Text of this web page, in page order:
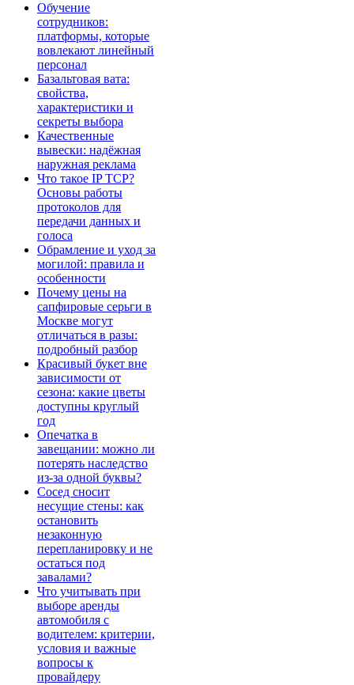
Обучение
сотрудников:
платформы, которые
вовлекают линейный
персонал
Базальтовая вата:
свойства,
характеристики и
секреты выбора
Качественные
вывески: надёжная
наружная реклама
Что такое IP TCP?
Основы работы
протоколов для
передачи данных и
голоса
Обрамление и уход за
могилой: правила и
особенности
Почему цены на
сапфировые серьги в
Москве могут
отличаться в разы:
подробный разбор
Красивый букет вне
зависимости от
сезона: какие цветы
доступны круглый
год
Опечатка в
завещании: можно ли
потерять наследство
из-за одной буквы?
Сосед сносит
несущие стены: как
остановить
незаконную
перепланировку и не
остаться под
завалами?
Что учитывать при
выборе аренды
автомобиля с
водителем: критерии,
условия и важные
вопросы к
провайдеру